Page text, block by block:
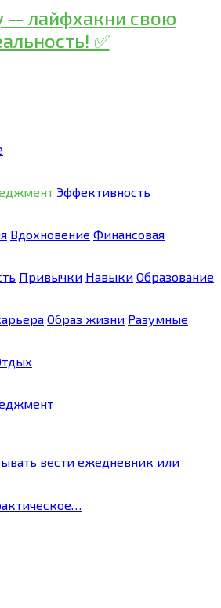
Эффективность
Вдохновение Финансовая
Привычки Навыки Образование
Образ жизни Разумные
вести ежедневник или